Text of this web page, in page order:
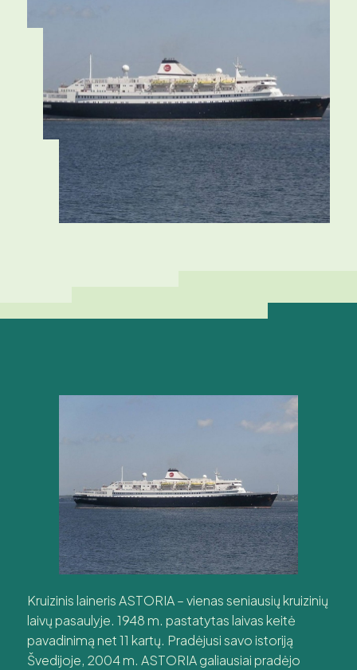
Kruizinis laineris ASTORIA – vienas seniausių kruizinių
laivų pasaulyje. 1948 m. pastatytas laivas keitė
pavadinimą net 11 kartų. Pradėjusi savo istoriją
Švedijoje, 2004 m. ASTORIA galiausiai pradėjo